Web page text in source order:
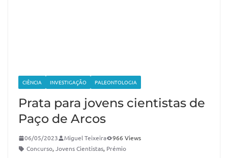
CIÊNCIA INVESTIGAÇÃO PALEONTOLOGIA
Prata para jovens cientistas de
Paço de Arcos
06/05/2023 Miguel Teixeira
966 Views
Concurso, Jovens Cientistas, Prémio